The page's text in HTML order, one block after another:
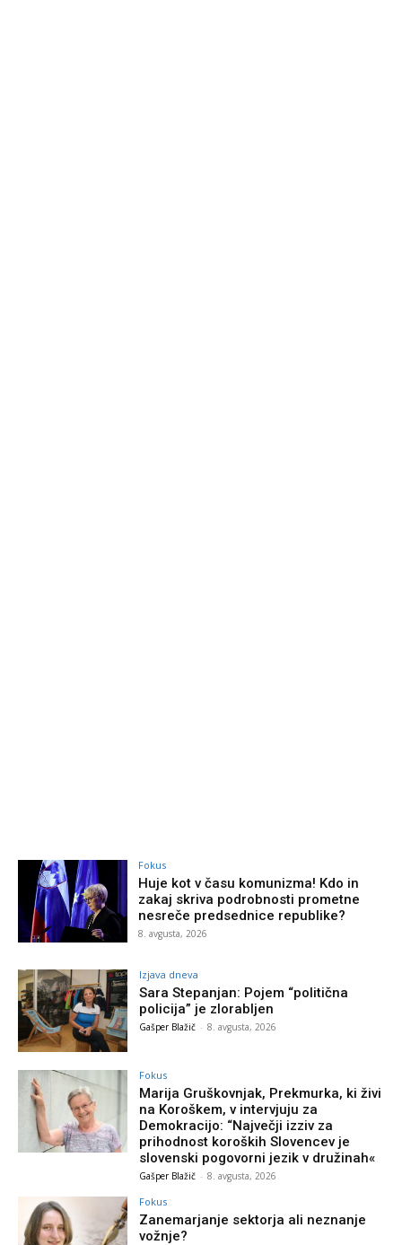
Fokus
Huje kot v času komunizma! Kdo in
zakaj skriva podrobnosti prometne
nesreče predsednice republike?
8. avgusta, 2026
Izjava dneva
Sara Stepanjan: Pojem “politična
policija” je zlorabljen
Gašper Blažič - 8. avgusta, 2026
Fokus
Marija Gruškovnjak, Prekmurka, ki živi
na Koroškem, v intervjuju za
Demokracijo: “Največji izziv za
prihodnost koroških Slovencev je
slovenski pogovorni jezik v družinah«
Gašper Blažič - 8. avgusta, 2026
Fokus
Zanemarjanje sektorja ali neznanje
vožnje?